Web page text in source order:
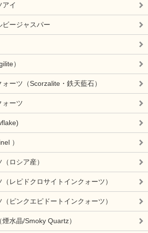
アイ
ビージャスパー
）
ーツ（Scorzalite・鉄天藍石）
ォーツ
）
ロシア産）
レピドクロサイトインクォーツ）
ピンクエピドートインクォーツ）
水晶/Smoky Quartz）